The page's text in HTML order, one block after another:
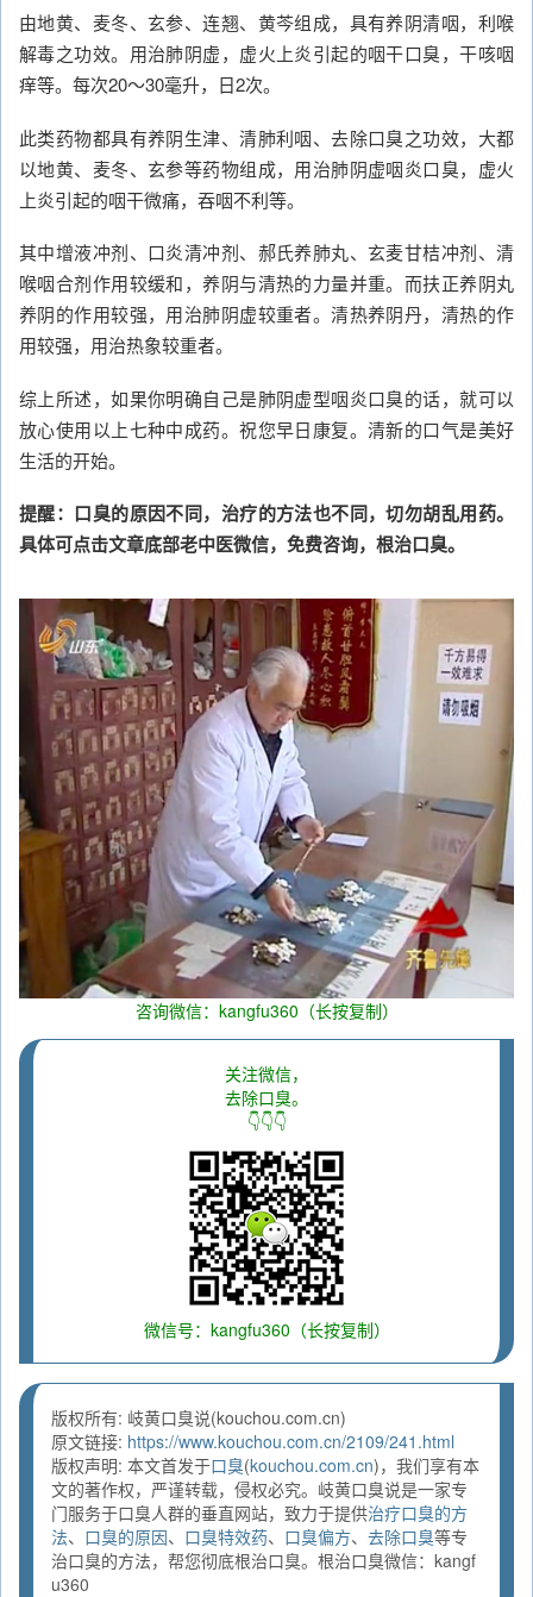
由地黄、麦冬、玄参、连翘、黄芩组成，具有养阴清咽，利喉
解毒之功效。用治肺阴虚，虚火上炎引起的咽干口臭，干咳咽
痒等。每次20～30毫升，日2次。
此类药物都具有养阴生津、清肺利咽、去除口臭之功效，大都
以地黄、麦冬、玄参等药物组成，用治肺阴虚咽炎口臭，虚火
上炎引起的咽干微痛，吞咽不利等。
其中增液冲剂、口炎清冲剂、郝氏养肺丸、玄麦甘桔冲剂、清
喉咽合剂作用较缓和，养阴与清热的力量并重。而扶正养阴丸
养阴的作用较强，用治肺阴虚较重者。清热养阴丹，清热的作
用较强，用治热象较重者。
综上所述，如果你明确自己是肺阴虚型咽炎口臭的话，就可以
放心使用以上七种中成药。祝您早日康复。清新的口气是美好
生活的开始。
提醒：口臭的原因不同，治疗的方法也不同，切勿胡乱用药。
具体可点击文章底部老中医微信，免费咨询，根治口臭。
咨询微信：kangfu360（长按复制）
关注微信，
去除口臭。
👇👇👇
微信号：kangfu360（长按复制）
版权所有: 岐黄口臭说(kouchou.com.cn)
原文链接: https://www.kouchou.com.cn/2109/241.html
版权声明: 本文首发于口臭(kouchou.com.cn)，我们享有本
文的著作权，严谨转载，侵权必究。岐黄口臭说是一家专
门服务于口臭人群的垂直网站，致力于提供治疗口臭的方
法、 口臭的原因、 口臭特效药、 口臭偏方、 去除口臭等专
治口臭的方法，帮您彻底根治口臭。根治口臭微信：kangf
u360